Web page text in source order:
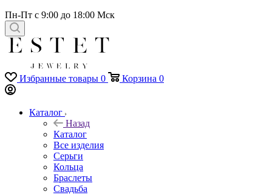
Пн-Пт с 9:00 до 18:00 Мск
Избранные товары 0 Корзина 0
Каталог
Назад
Каталог
Все изделия
Серьги
Кольца
Браслеты
Свадьба